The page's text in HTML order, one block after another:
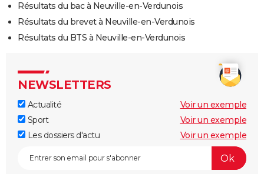
Résultats du bac à Neuville-en-Verdunois
Résultats du brevet à Neuville-en-Verdunois
Résultats du BTS à Neuville-en-Verdunois
NEWSLETTERS
Actualité
Voir un exemple
Sport
Voir un exemple
Les dossiers d'actu
Voir un exemple